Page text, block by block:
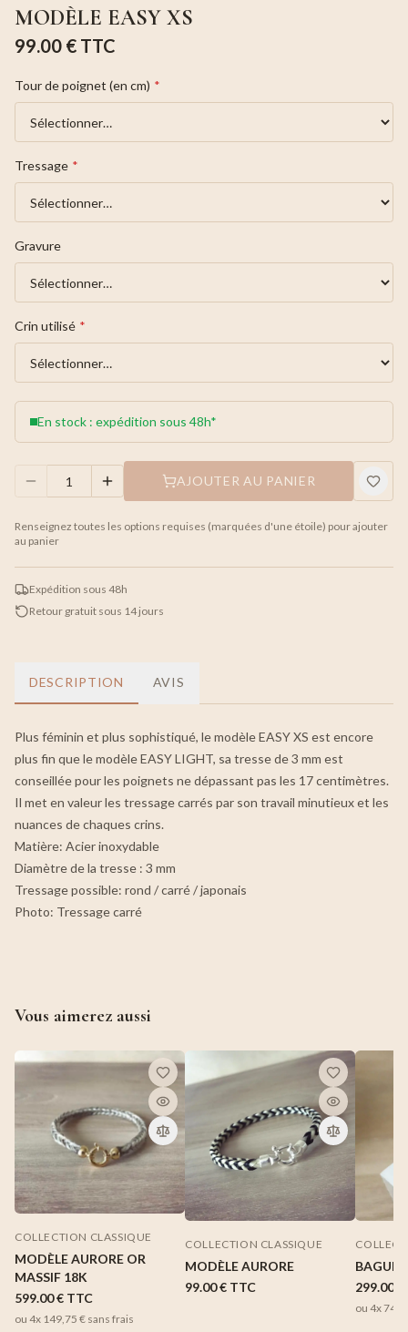
MODÈLE EASY XS
99.00 € TTC
Tour de poignet (en cm) *
Tressage *
Gravure
Crin utilisé *
En stock : expédition sous 48h*
AJOUTER AU PANIER
Renseignez toutes les options requises (marquées d'une étoile) pour ajouter
au panier
Expédition sous 48h
Retour gratuit sous 14 jours
DESCRIPTION AVIS
Plus féminin et plus sophistiqué, le modèle EASY XS est encore
plus fin que le modèle EASY LIGHT, sa tresse de 3 mm est
conseillée pour les poignets ne dépassant pas les 17 centimètres.
Il met en valeur les tressage carrés par son travail minutieux et les
nuances de chaques crins.
Matière: Acier inoxydable
Diamètre de la tresse : 3 mm
Tressage possible: rond / carré / japonais
Photo: Tressage carré
Vous aimerez aussi
COLLECTION CLASSIQUE
MODÈLE AURORE OR
MASSIF 18K
599.00 € TTC
ou 4x 149,75 € sans frais
COLLECTION CLASSIQUE
MODÈLE AURORE
99.00 € TTC
BAGUE
299.00 €
ou 4x